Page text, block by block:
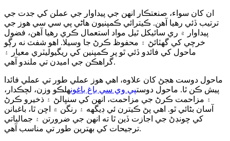
ان کان سواء، صنعتڪار انهن جي پيداوار جي عملن کي جدت جي
ترتيب ڏئي رهيا آهن. ڪيترائي ڪمپنيون هاڻي پي سي سي هوز جي
پيداوار ۾ ري سائیکل ٿيل مواد استعمال ڪري رهيا آهن، فضول
خرچي کي گهٽائڻ ۽ محفوظ ڪرڻ جا وسيلا. اهو شفٽ نه رڳو
ماحول کي فائدو ڏئي ٿو پر ڪمپنين کي ريگيوليٽري معيار ۽
گراهڪن جي اميدن تي ملندو آهي.
ماحول دوست هجڻ کان علاوه، اهي هوز عملي طور تي عملي فائدا
پيش ڪن ٿا. ماحول دوستپي وي سي باغ باغونهلڪو وزن، لچڪدار،
۽ مزاحمت ڪرڻ جي مزاحمت، انهن کي سنڀالڻ ۽ ذخيرو ڪرڻ
آسان بڻائي ٿو. اهي پڻ ڪيترن ئي ڊيگهه ۽ رنگن ۾ اچن ٿا، باغبانن
کي چونڊڻ جي اجازت ڏين ٿا ته انهن جي ضرورتن ۽ جمالياتي
ترجيحات کي بهترين طور تي مناسب آهي.